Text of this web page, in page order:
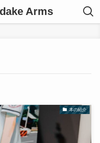
Arms
本の紹介